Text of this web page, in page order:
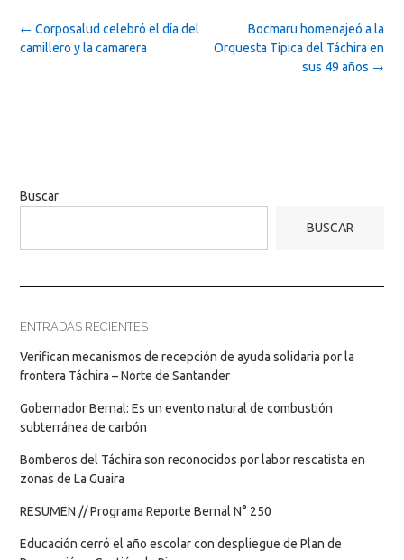
Post
navigation
Bocmaru homenajeó a la
Orquesta Típica del Táchira en
sus 49 años →
← Corposalud celebró el día del
camillero y la camarera
Buscar
BUSCAR
ENTRADAS RECIENTES
Verifican mecanismos de recepción de ayuda solidaria por la
frontera Táchira – Norte de Santander
Gobernador Bernal: Es un evento natural de combustión
subterránea de carbón
Bomberos del Táchira son reconocidos por labor rescatista en
zonas de La Guaira
RESUMEN // Programa Reporte Bernal N° 250
Educación cerró el año escolar con despliegue de Plan de